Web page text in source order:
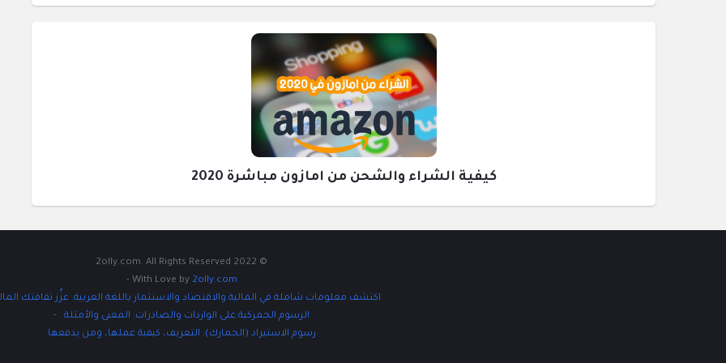
كيفية الشراء والشحن من امازون مباشرة 2020
© 2022 2olly.com. All Rights Reserved
With Love by 2olly.com
-
اكتشف معلومات شاملة في المالية والاقتصاد والاستثمار باللغة العربية. عزِّز ثقافتك
الرسوم الجمركية على الواردات والصادرات: المعنى والأمثلة . -
رسوم الاستيراد (الجمارك): التعريف، كيفية عملها، ومن يدفعها